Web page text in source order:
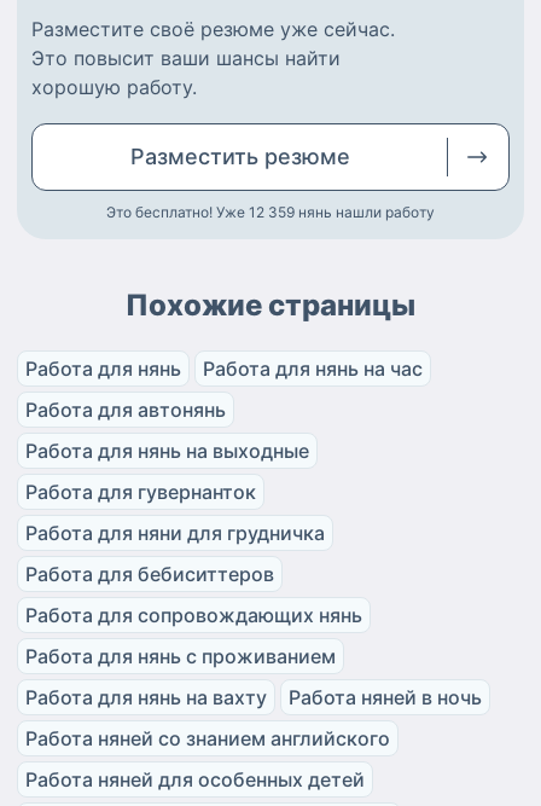
Разместите своё резюме уже сейчас.
Это повысит ваши шансы найти
хорошую работу.
Разместить резюме
Это бесплатно! Уже 12 359 нянь нашли работу
Похожие страницы
Работа для нянь
Работа для нянь на час
Работа для автонянь
Работа для нянь на выходные
Работа для гувернанток
Работа для няни для грудничка
Работа для бебиситтеров
Работа для сопровождающих нянь
Работа для нянь с проживанием
Работа для нянь на вахту
Работа няней в ночь
Работа няней со знанием английского
Работа няней для особенных детей